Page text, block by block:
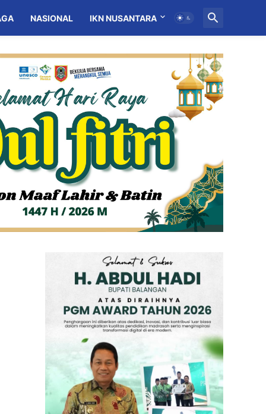
NASIONAL IKN NUSANTARA MITRA